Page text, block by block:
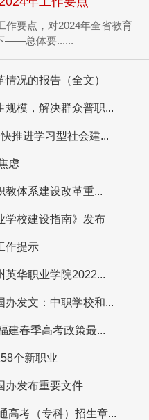
作要点，对2024年全省教育
——总体要......
况的报告（全文）
规模，解决群众普职...
推进学习型社会建...
虑
教体系建设改革重...
学校建设指南》发布
作提示
英华职业学院2022...
办发文：中职学校和...
建春季高考政策最...
个新职业
办发布重要文件
高考（专科）招生章...